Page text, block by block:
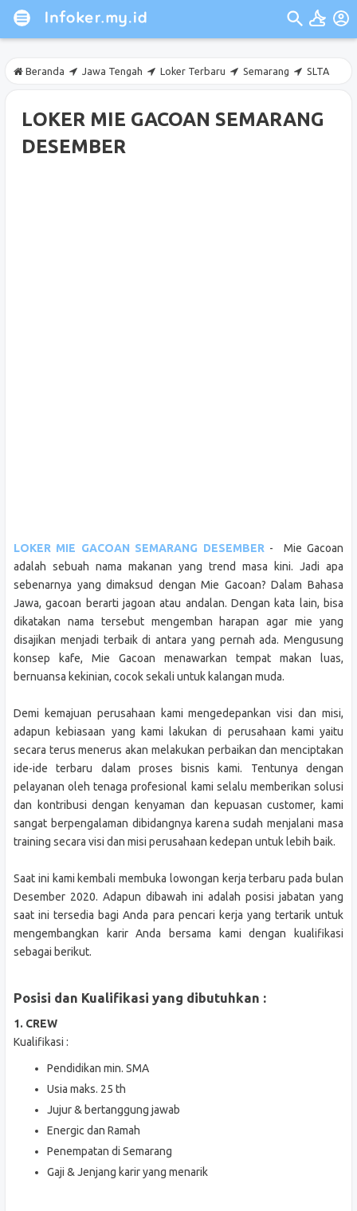
Beranda Jawa Tengah Loker Terbaru Semarang SLTA
LOKER MIE GACOAN SEMARANG
DESEMBER
LOKER MIE GACOAN SEMARANG DESEMBER - Mie Gacoan
adalah sebuah nama makanan yang trend masa kini. Jadi apa
sebenarnya yang dimaksud dengan Mie Gacoan? Dalam Bahasa
Jawa, gacoan berarti jagoan atau andalan. Dengan kata lain, bisa
dikatakan nama tersebut mengemban harapan agar mie yang
disajikan menjadi terbaik di antara yang pernah ada. Mengusung
konsep kafe, Mie Gacoan menawarkan tempat makan luas,
bernuansa kekinian, cocok sekali untuk kalangan muda.
Demi kemajuan perusahaan kami mengedepankan visi dan misi,
adapun kebiasaan yang kami lakukan di perusahaan kami yaitu
secara terus menerus akan melakukan perbaikan dan menciptakan
ide-ide terbaru dalam proses bisnis kami. Tentunya dengan
pelayanan oleh tenaga profesional kami selalu memberikan solusi
dan kontribusi dengan kenyaman dan kepuasan customer, kami
sangat berpengalaman dibidangnya karena sudah menjalani masa
training secara visi dan misi perusahaan kedepan untuk lebih baik.
Saat ini kami kembali membuka lowongan kerja terbaru pada bulan
Desember 2020. Adapun dibawah ini adalah posisi jabatan yang
saat ini tersedia bagi Anda para pencari kerja yang tertarik untuk
mengembangkan karir Anda bersama kami dengan kualifikasi
sebagai berikut.
Posisi dan Kualifikasi yang dibutuhkan :
1. CREW
Kualifikasi :
Pendidikan min. SMA
Usia maks. 25 th
Jujur & bertanggung jawab
Energic dan Ramah
Penempatan di Semarang
Gaji & Jenjang karir yang menarik